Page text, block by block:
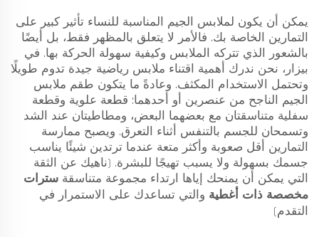
يمكن أن يكون لملابس الجيم المناسبة للنساء تأثير كبير على
التمارين الخاصة بك. فالأمر لا يتعلق بالمظهر فقط، بل أيضًا
بالشعور الذي تتركه الملابس وكيفية سهولة الحركة بها. في
بيزار، نحن ندرك أهمية اقتناء ملابس رياضية جيدة تدوم طويلًا
وتحتمل الاستخدام المكثف. وعادةً ما يتكون طقم ملابس
الجيم الناجح من عنصرين أو أحدهما: قطعة علوية وقطعة
سفلية متناسقتان مع بعضهما البعض، ومطاطيتان عند الشد
وتسمحان للجسم بالتنفس أثناء التعرق. ويصبح ممارسة
التمارين أقل صعوبة وأكثر متعة عندما ترتدين شيئًا يناسب
جسمك بسهولة ولا يسبب تهيجًا للبشرة. (ناهيك عن الثقة
التي يمكن أن يمنحك إياها ارتداء مجموعة متناسقة سترات
مخصصة ذات أغطية والتي تساعدك على الاستمرار في
التقدم)